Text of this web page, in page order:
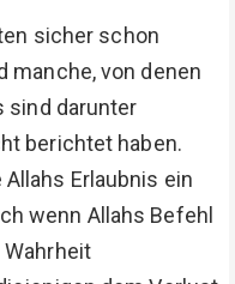
sicher schon
manche, von denen
sind darunter
berichtet haben.
Erlaubnis ein
wenn Allahs Befehl
Wahrheit